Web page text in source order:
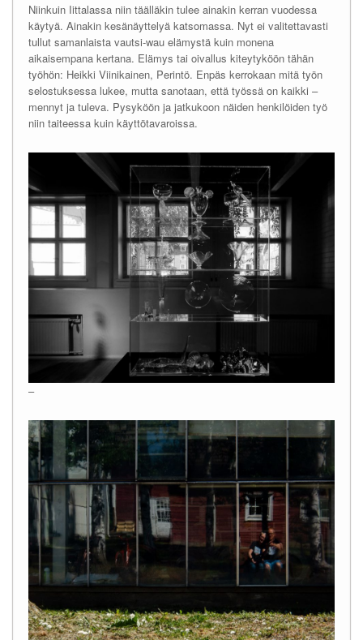
Niinkuin Iittalassa niin täälläkin tulee ainakin kerran vuodessa
käytyä. Ainakin kesänäyttelyä katsomassa. Nyt ei valitettavasti
tullut samanlaista vautsi-wau elämystä kuin monena
aikaisempana kertana. Elämys tai oivallus kiteytyköön tähän
työhön: Heikki Viinikainen, Perintö. Enpäs kerrokaan mitä työn
selostuksessa lukee, mutta sanotaan, että työssä on kaikki –
mennyt ja tuleva. Pysyköön ja jatkukoon näiden henkilöiden työ
niin taiteessa kuin käyttötavaroissa.
–